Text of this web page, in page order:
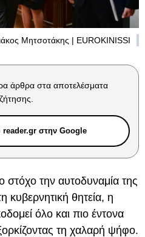
Μητσοτάκης | EUROKINISSI
άρθρα στα αποτελέσματα
reader.gr στην Google
στόχο την αυτοδυναμία της
κυβερνητική θητεία, η
όλο και πιο έντονα
τη χαλαρή ψήφο.